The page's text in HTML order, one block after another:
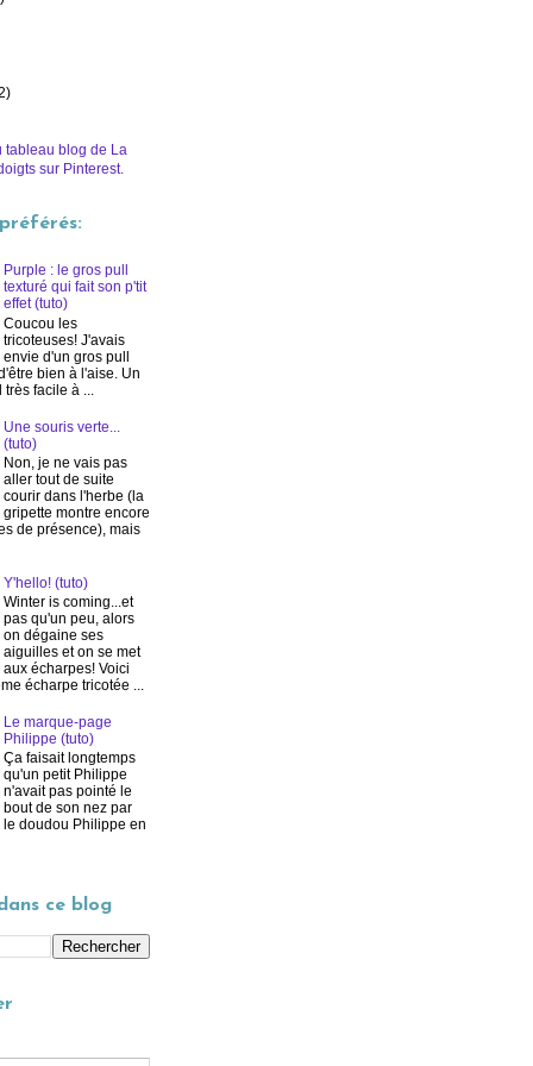
tableau blog de La
sur Pinterest.
Purple : le gros pull
texturé qui fait son p'tit
effet (tuto)
Coucou les
tricoteuses! J'avais
envie d'un gros pull
bien à l'aise. Un
facile à ...
Une souris verte...
(tuto)
Non, je ne vais pas
aller tout de suite
courir dans l'herbe (la
gripette montre encore
de présence), mais
Y'hello! (tuto)
Winter is coming...et
pas qu'un peu, alors
on dégaine ses
aiguilles et on se met
aux écharpes! Voici
écharpe tricotée ...
Le marque-page
Philippe (tuto)
Ça faisait longtemps
qu'un petit Philippe
n'avait pas pointé le
bout de son nez par
le doudou Philippe en
ce blog